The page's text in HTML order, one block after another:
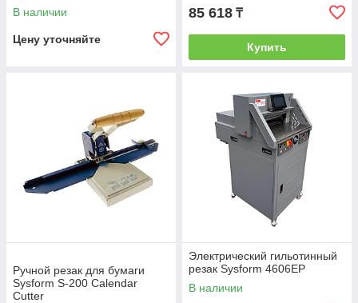
В наличии
Цену уточняйте
85 618 ₸
Купить
Ручной резак для бумаги
Sysform S-200 Calendar
Cutter
Электрический гильотинный
резак Sysform 4606EP
В наличии